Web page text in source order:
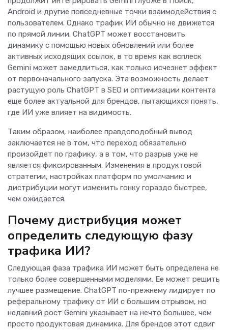
Android и другие повседневные точки взаимодействия с
пользователем. Однако трафик ИИ обычно не движется
по прямой линии. ChatGPT может восстановить
динамику с помощью новых обновлений или более
активных исходящих ссылок, в то время как всплеск
Gemini может замедлиться, как только исчезнет эффект
от первоначального запуска. Эта возможность делает
растущую роль ChatGPT в SEO и оптимизации контента
еще более актуальной для брендов, пытающихся понять,
где ИИ уже влияет на видимость.
Таким образом, наиболее правдоподобный вывод
заключается не в том, что переход обязательно
произойдет по графику, а в том, что разрыв уже не
является фиксированным. Изменения в продуктовой
стратегии, настройках платформ по умолчанию и
дистрибуции могут изменить гонку гораздо быстрее,
чем ожидается.
Почему дистрибуция может
определить следующую фазу
трафика ИИ?
Следующая фаза трафика ИИ может быть определена не
только более совершенными моделями. Ее может решить
лучшее размещение. ChatGPT по-прежнему лидирует по
реферальному трафику от ИИ с большим отрывом, но
недавний рост Gemini указывает на нечто большее, чем
просто продуктовая динамика. Для брендов этот сдвиг